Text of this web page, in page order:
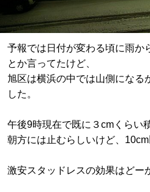
予報では日付が変わる頃に雨か
とか言ってたけど、
旭区は横浜の中では山側になる
した。
午後9時現在で既に３cmくらい
朝方には止むらしいけど、10cm
激安スタッドレスの効果はどー